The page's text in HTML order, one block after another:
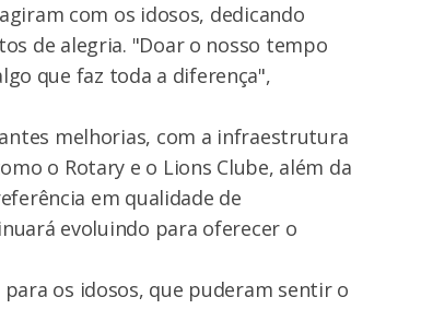
com os idosos, dedicando
de alegria. "Doar o nosso tempo
que faz toda a diferença",
melhorias, com a infraestrutura
o Rotary e o Lions Clube, além da
em qualidade de
evoluindo para oferecer o
os idosos, que puderam sentir o